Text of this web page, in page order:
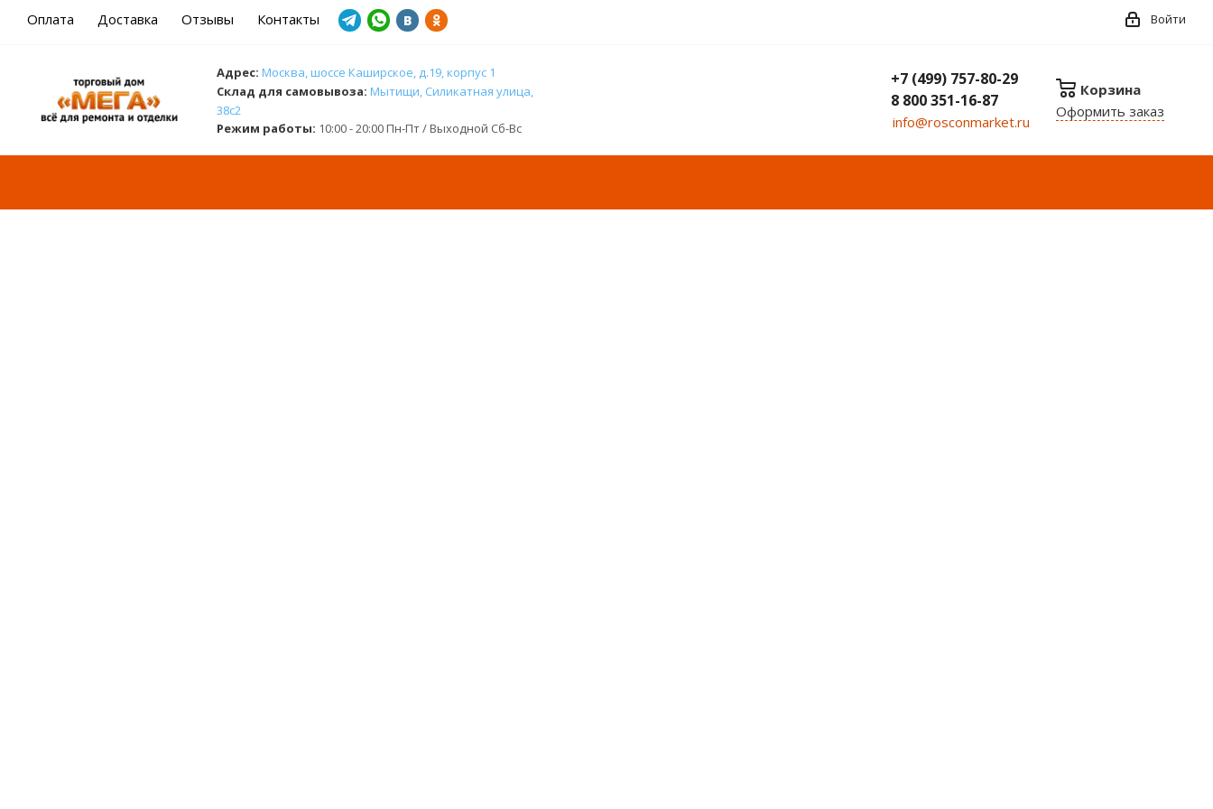
Оплата Доставка Отзывы Контакты Войти
Адрес: Москва, шоссе Каширское, д.19, корпус 1
Cклад для самовывоза: Мытищи, Силикатная улица,
38с2
Режим работы: 10:00 - 20:00 Пн-Пт / Выходной Сб-Вс
+7 (499) 757-80-29
8 800 351-16-87
info@rosconmarket.ru
Корзина
Оформить заказ